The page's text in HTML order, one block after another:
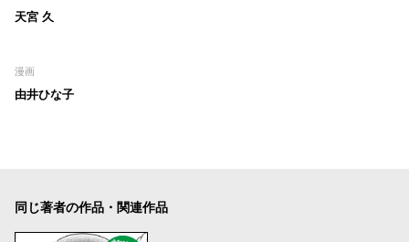
天宮 久
漫画
由井ひな子
同じ著者の作品・関連作品